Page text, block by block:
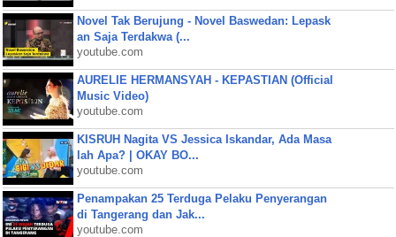
Novel Tak Berujung - Novel Baswedan: Lepask
an Saja Terdakwa (...
youtube.com
AURELIE HERMANSYAH - KEPASTIAN (Official
Music Video)
youtube.com
KISRUH Nagita VS Jessica Iskandar, Ada Masa
lah Apa? | OKAY BO...
youtube.com
Penampakan 25 Terduga Pelaku Penyerangan
di Tangerang dan Jak...
youtube.com